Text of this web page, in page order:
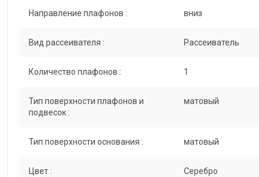
Направление плафонов : вниз
Вид рассеивателя : Рассеиватель
Количество плафонов : 1
Тип поверхности плафонов и
подвесок :
матовый
Тип поверхности основания : матовый
Цвет : Серебро